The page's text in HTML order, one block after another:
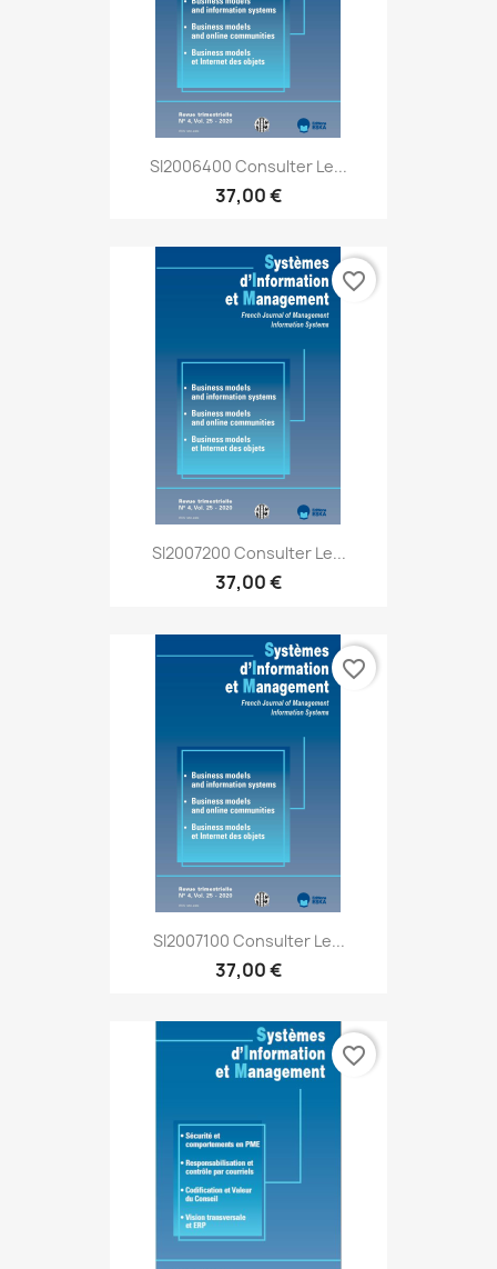
SI2006400 Consulter Le...
37,00 €
SI2007200 Consulter Le...
37,00 €
favorite_border
SI2007100 Consulter Le...
37,00 €
favorite_border
favorite_border